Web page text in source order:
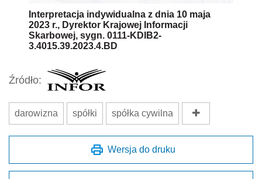
Interpretacja indywidualna z dnia 10 maja
2023 r., Dyrektor Krajowej Informacji
Skarbowej, sygn. 0111-KDIB2-
3.4015.39.2023.4.BD
Źródło:
darowizna spółki spółka cywilna
Wersja do druku